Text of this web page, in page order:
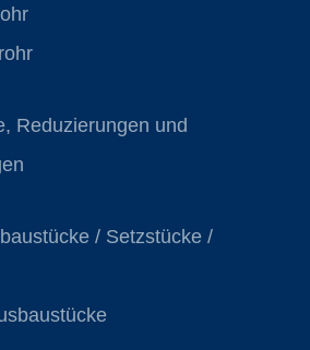
Reduzierungen und
/ Setzstücke /